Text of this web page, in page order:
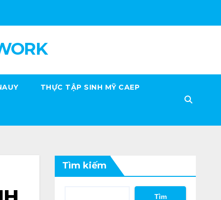
THỰC TẬP SINH MỸ CAEP
Tìm kiếm
Tìm